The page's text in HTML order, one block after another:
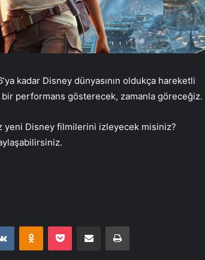
kadar Disney dünyasının oldukça hareketli
bir performans gösterecek, zamanla göreceğiz.
yeni Disney filmilerini izleyecek misiniz?
VKontakteOdnoklassniki
Pocket E-Posta ile paylaş Yazdır